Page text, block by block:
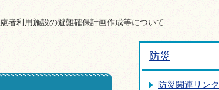
者利用施設の避難確保計画作成等について
防災
防災関連リンク